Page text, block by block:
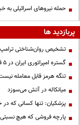
حمله نیروهای اسرائیلی به
پربازدید ها
تشخیص روان‌شناختی
گستره امپراتوری ایران در ۵ قرن پیش از میلاد؛ تصویری از ایران ۲۵ قرن پیش
تنگه هرمز قابل معامله نیست
میانکاله در آتش می‌سوزد
پزشکیان: تنها کسانی که در
پارچه فروشی که هیچ نسبتی